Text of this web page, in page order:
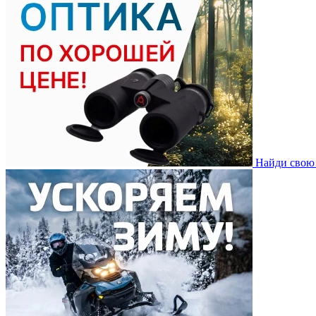
Найди свою